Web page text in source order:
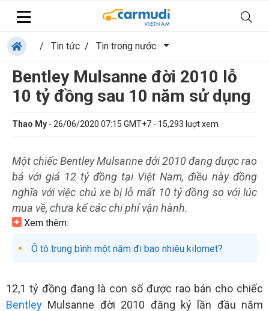
/ Tin tức / Tin trong nước
Bentley Mulsanne đời 2010 lỗ
10 tỷ đồng sau 10 năm sử dụng
Thao My - 26/06/2020 07:15 GMT+7 - 15,293 luợt xem
Một chiếc Bentley Mulsanne đởi 2010 đang được rao
bá với giá 12 tỷ đồng tại Việt Nam, điều này đồng
nghĩa với việc chủ xe bị lỗ mất 10 tỷ đồng so với lúc
mua về, chưa kể các chi phí vận hành.
Xem thêm:
Ô tô trung bình một năm đi bao nhiêu kilomet?
12,1 tỷ đồng đang là con số được rao bán cho chiếc
Bentley Mulsanne đời 2010 đăng ký lần đầu năm